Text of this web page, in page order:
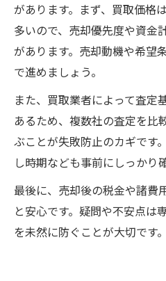
があります。まず、買取価格
多いので、売却優先度や資金
があります。売却動機や希望
で進めましょう。
また、買取業者によって査定
あるため、複数社の査定を比
ぶことが失敗防止のカギです
し時期なども事前にしっかり
最後に、売却後の税金や諸費
と安心です。疑問や不安点は
を未然に防ぐことが大切です。